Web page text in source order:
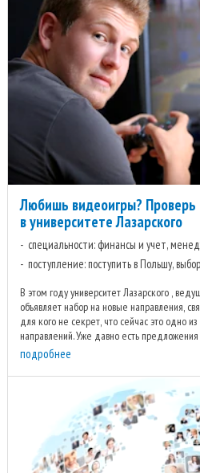
Любишь видеоигры? Проверь
в университете Лазарского
специальности: финансы и учет,
поступление: поступить в Польшу,
В этом году университет Лазарского ,
объявляет набор на новые направления,
для кого не секрет, что сейчас это одно
направлений. Уже давно есть предложения
подробнее